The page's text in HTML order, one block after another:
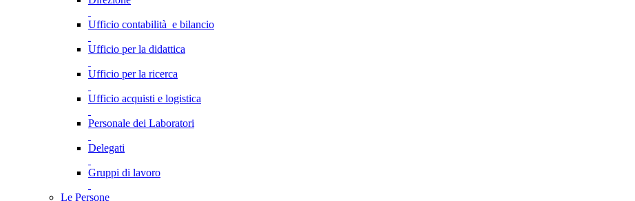
Ufficio contabilità e bilancio
Ufficio per la didattica
Ufficio per la ricerca
Ufficio acquisti e logistica
Personale dei Laboratori
Delegati
Gruppi di lavoro
Le Persone